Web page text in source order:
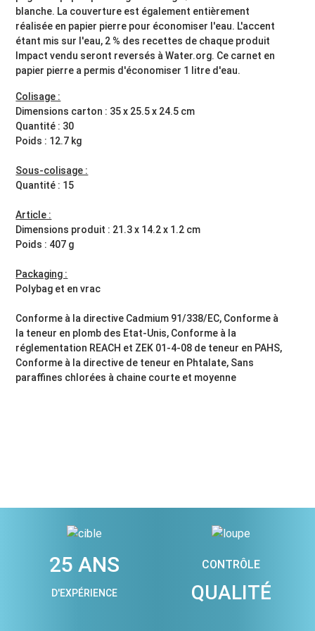
blanche. La couverture est également entièrement
réalisée en papier pierre pour économiser l'eau. L'accent
étant mis sur l'eau, 2 % des recettes de chaque produit
Impact vendu seront reversés à Water.org. Ce carnet en
papier pierre a permis d'économiser 1 litre d'eau.
Colisage :
Dimensions carton : 35 x 25.5 x 24.5 cm
Quantité : 30
Poids : 12.7 kg
Sous-colisage :
Quantité : 15
Article :
Dimensions produit : 21.3 x 14.2 x 1.2 cm
Poids : 407 g
Packaging :
Polybag et en vrac
Conforme à la directive Cadmium 91/338/EC, Conforme à
la teneur en plomb des Etat-Unis, Conforme à la
réglementation REACH et ZEK 01-4-08 de teneur en PAHS,
Conforme à la directive de teneur en Phtalate, Sans
paraffines chlorées à chaine courte et moyenne
25 ANS
D'EXPÉRIENCE
CONTRÔLE
QUALITÉ